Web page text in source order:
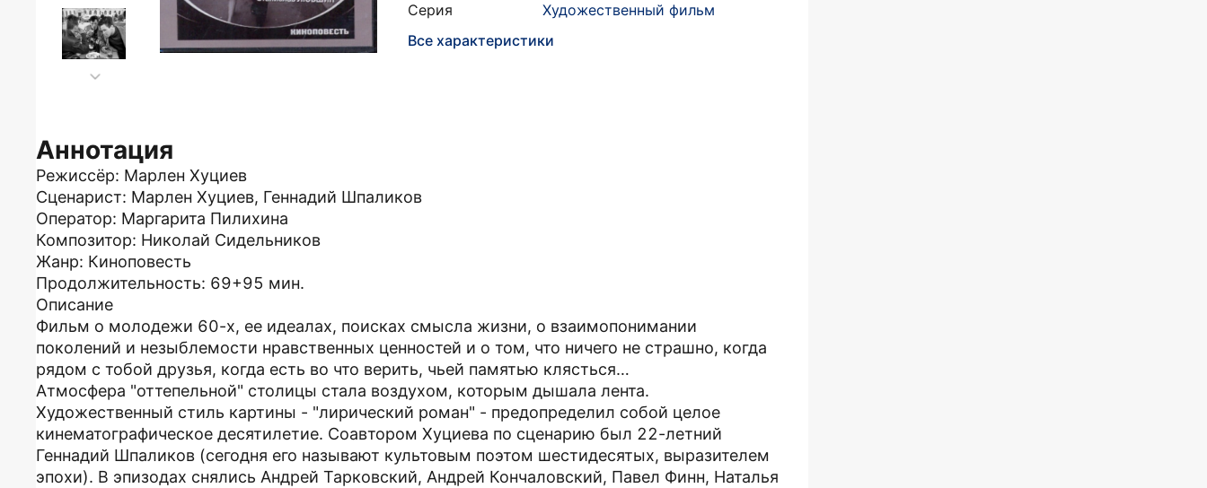
Серия
Художественный фильм
Все характеристики
Аннотация
Режиссёр: Марлен Хуциев
Сценарист: Марлен Хуциев, Геннадий Шпаликов
Оператор: Маргарита Пилихина
Композитор: Николай Сидельников
Жанр: Киноповесть
Продолжительность: 69+95 мин.
Описание
Фильм о молодежи 60-х, ее идеалах, поисках смысла жизни, о взаимопонимании
поколений и незыблемости нравственных ценностей и о том, что ничего не страшно, когда
рядом с тобой друзья, когда есть во что верить, чьей памятью клясться…
Атмосфера "оттепельной" столицы стала воздухом, которым дышала лента.
Художественный стиль картины - "лирический роман" - предопределил собой целое
кинематографическое десятилетие. Соавтором Хуциева по сценарию был 22-летний
Геннадий Шпаликов (сегодня его называют культовым поэтом шестидесятых, выразителем
эпохи). В эпизодах снялись Андрей Тарковский, Андрей Кончаловский, Павел Финн, Наталья